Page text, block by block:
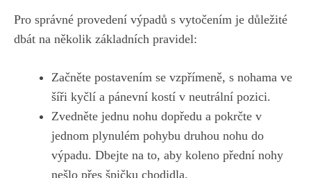
Pro správné provedení výpadů s vytočením je důležité
dbát na několik základních pravidel:
Začněte postavením se vzpřímeně, s nohama ve
šíři kyčlí a‍ pánevní kostí v neutrální⁣ pozici.
Zvedněte jednu⁣ nohu dopředu a pokrčte v
jednom plynulém pohybu ⁤druhou nohu do
⁢výpadu.​ Dbejte ⁢na ​to, ​aby koleno přední nohy
nešlo ⁤přes špičku chodidla.